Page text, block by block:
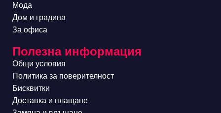
Мода
Дом и градина
За офиса
Полезна информация
Общи условия
Политика за поверителност
Бисквитки
Доставка и плащане